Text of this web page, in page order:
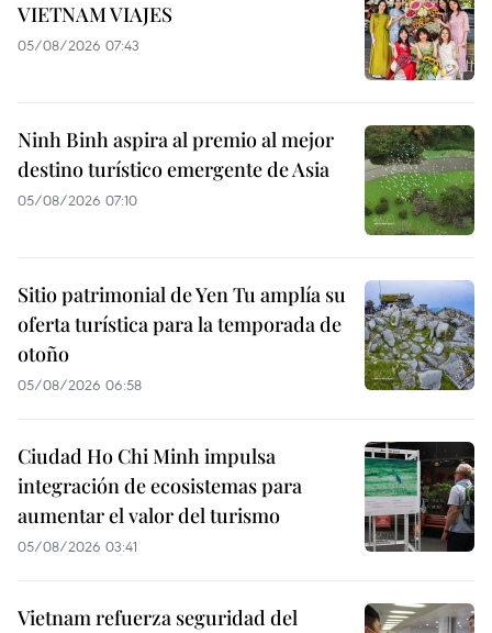
VIETNAM VIAJES
05/08/2026 07:43
Ninh Binh aspira al premio al mejor
destino turístico emergente de Asia
05/08/2026 07:10
Sitio patrimonial de Yen Tu amplía su
oferta turística para la temporada de
otoño
05/08/2026 06:58
Ciudad Ho Chi Minh impulsa
integración de ecosistemas para
aumentar el valor del turismo
05/08/2026 03:41
Vietnam refuerza seguridad del